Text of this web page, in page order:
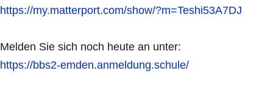
https://my.matterport.com/show/?m=Teshi53A7DJ
Melden Sie sich noch heute an unter:
https://bbs2-emden.anmeldung.schule/